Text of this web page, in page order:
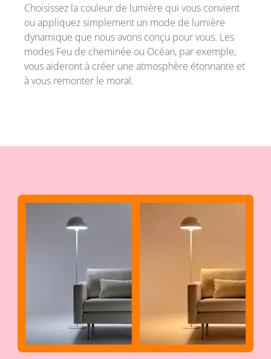
Choisissez la couleur de lumière qui vous convient
ou appliquez simplement un mode de lumière
dynamique que nous avons conçu pour vous. Les
modes Feu de cheminée ou Océan, par exemple,
vous aideront à créer une atmosphère étonnante et
à vous remonter le moral.